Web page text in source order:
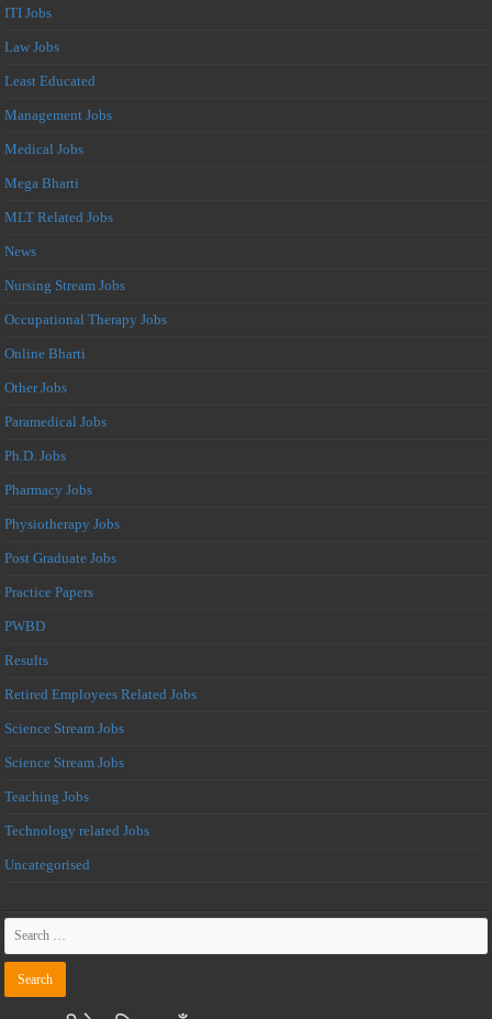
ITI Jobs
Law Jobs
Least Educated
Management Jobs
Medical Jobs
Mega Bharti
MLT Related Jobs
News
Nursing Stream Jobs
Occupational Therapy Jobs
Online Bharti
Other Jobs
Paramedical Jobs
Ph.D. Jobs
Pharmacy Jobs
Physiotherapy Jobs
Post Graduate Jobs
Practice Papers
PWBD
Results
Retired Employees Related Jobs
Science Stream Jobs
Science Stream Jobs
Teaching Jobs
Technology related Jobs
Uncategorised